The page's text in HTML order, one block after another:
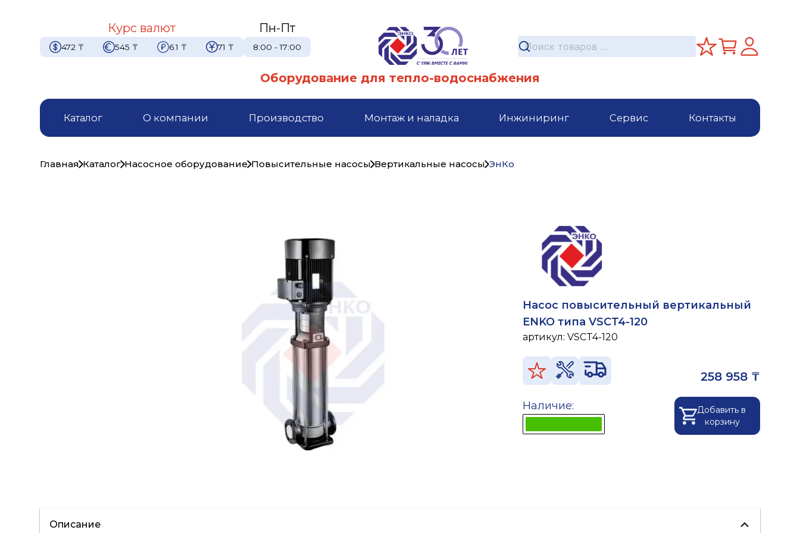
Курс валют
472 ₸ 545 ₸ 6.1 ₸ 71 ₸
Пн-Пт
8:00 - 17:00
Оборудование для тепло-водоснабжения
Каталог О компании Производство Монтаж и наладка Инжиниринг Сервис Контакты
Главная Каталог Насосное оборудование Повысительные насосы Вертикальные насосы ЭнКо
Насос повысительный вертикальный
ENKO типа VSCT4-120
артикул: VSCT4-120
258 958 ₸
Наличие:
Добавить в
корзину
Описание